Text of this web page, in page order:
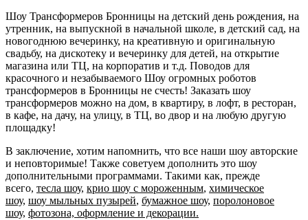
Шоу Трансформеров Бронницы на детский день рождения, на
утренник, на выпускной в начальной школе, в детский сад, на
новогоднюю вечеринку, на креативную и оригинальную
свадьбу, на дискотеку и вечеринку для детей, на открытие
магазина или ТЦ, на корпоратив и т.д. Поводов для
красочного и незабываемого Шоу огромных роботов
трансформеров в Бронницы не счесть! Заказать шоу
трансформеров можно на дом, в квартиру, в лофт, в ресторан,
в кафе, на дачу, на улицу, в ТЦ, во двор и на любую другую
площадку!
В заключение, хотим напомнить, что все наши шоу авторские
и неповторимые! Также советуем дополнить это шоу
дополнительными программами. Такими как, прежде
всего, тесла шоу, крио шоу с мороженным, химическое
шоу, шоу мыльных пузырей, бумажное шоу, поролоновое
шоу, фотозона, оформление и декорации.